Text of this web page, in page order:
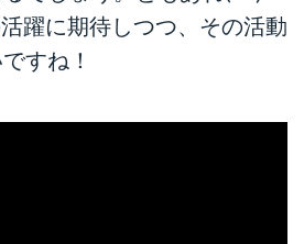
躍に期待しつつ、その活動
すね！